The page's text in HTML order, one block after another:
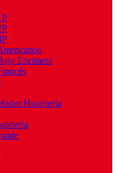
Encimera
Hostelería